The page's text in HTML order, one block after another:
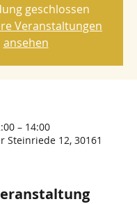
geschlossen
Veranstaltungen
ansehen
– 14:00
Steinriede 12, 30161